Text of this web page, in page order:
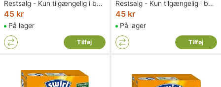
Restsalg - Kun tilgængelig i begrænset antal og så længe lager haves
45 kr
På lager
Tilføj
Restsalg - Kun tilgængelig i begrænset antal og så længe lager haves
45 kr
På lager
Tilføj